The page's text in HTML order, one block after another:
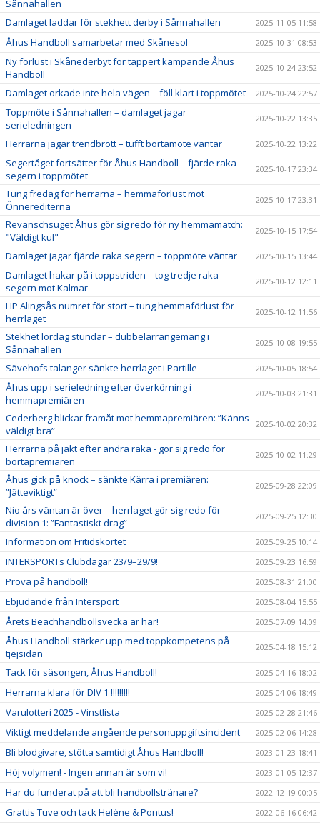
Sånnahallen
Damlaget laddar för stekhett derby i Sånnahallen 2025-11-05 11:58
Åhus Handboll samarbetar med Skånesol 2025-10-31 08:53
Ny förlust i Skånederbyt för tappert kämpande Åhus
Handboll
2025-10-24 23:52
Damlaget orkade inte hela vägen – föll klart i toppmötet 2025-10-24 22:57
Toppmöte i Sånnahallen – damlaget jagar
serieledningen
2025-10-22 13:35
Herrarna jagar trendbrott – tufft bortamöte väntar 2025-10-22 13:22
Segertåget fortsätter för Åhus Handboll – fjärde raka
segern i toppmötet
2025-10-17 23:34
Tung fredag för herrarna – hemmaförlust mot
Önnerediterna
2025-10-17 23:31
Revanschsuget Åhus gör sig redo för ny hemmamatch:
"Väldigt kul"
2025-10-15 17:54
Damlaget jagar fjärde raka segern – toppmöte väntar 2025-10-15 13:44
Damlaget hakar på i toppstriden – tog tredje raka
segern mot Kalmar
2025-10-12 12:11
HP Alingsås numret för stort – tung hemmaförlust för
herrlaget
2025-10-12 11:56
Stekhet lördag stundar – dubbelarrangemang i
Sånnahallen
2025-10-08 19:55
Sävehofs talanger sänkte herrlaget i Partille 2025-10-05 18:54
Åhus upp i serieledning efter överkörning i
hemmapremiären
2025-10-03 21:31
Cederberg blickar framåt mot hemmapremiären: ”Känns
väldigt bra”
2025-10-02 20:32
Herrarna på jakt efter andra raka - gör sig redo för
bortapremiären
2025-10-02 11:29
Åhus gick på knock – sänkte Kärra i premiären:
”Jätteviktigt”
2025-09-28 22:09
Nio års väntan är över – herrlaget gör sig redo för
division 1: ”Fantastiskt drag”
2025-09-25 12:30
Information om Fritidskortet 2025-09-25 10:14
INTERSPORTs Clubdagar 23/9–29/9! 2025-09-23 16:59
Prova på handboll! 2025-08-31 21:00
Ebjudande från Intersport 2025-08-04 15:55
Årets Beachhandbollsvecka är här! 2025-07-09 14:09
Åhus Handboll stärker upp med toppkompetens på
tjejsidan
2025-04-18 15:12
Tack för säsongen, Åhus Handboll! 2025-04-16 18:02
Herrarna klara för DIV 1 !!!!!!!!! 2025-04-06 18:49
Varulotteri 2025 - Vinstlista 2025-02-28 21:46
Viktigt meddelande angående personuppgiftsincident 2025-02-06 14:28
Bli blodgivare, stötta samtidigt Åhus Handboll! 2023-01-23 18:41
Höj volymen! - Ingen annan är som vi! 2023-01-05 12:37
Har du funderat på att bli handbollstränare? 2022-12-19 00:05
Grattis Tuve och tack Heléne & Pontus! 2022-06-16 06:42